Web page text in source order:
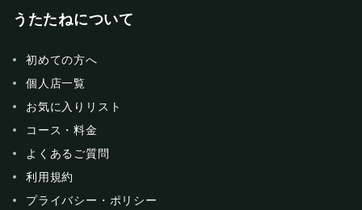
うたたねについて
初めての方へ
個人店一覧
お気に入りリスト
コース・料金
よくあるご質問
利用規約
プライバシー・ポリシー